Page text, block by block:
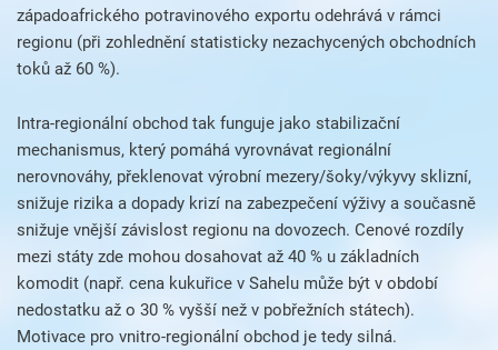
západoafrického potravinového exportu odehrává v rámci
regionu (při zohlednění statisticky nezachycených obchodních
toků až 60 %).
Intra-regionální obchod tak funguje jako stabilizační
mechanismus, který pomáhá vyrovnávat regionální
nerovnováhy, překlenovat výrobní mezery/šoky/výkyvy sklizní,
snižuje rizika a dopady krizí na zabezpečení výživy a současně
snižuje vnější závislost regionu na dovozech. Cenové rozdíly
mezi státy zde mohou dosahovat až 40 % u základních
komodit (např. cena kukuřice v Sahelu může být v období
nedostatku až o 30 % vyšší než v pobřežních státech).
Motivace pro vnitro-regionální obchod je tedy silná.